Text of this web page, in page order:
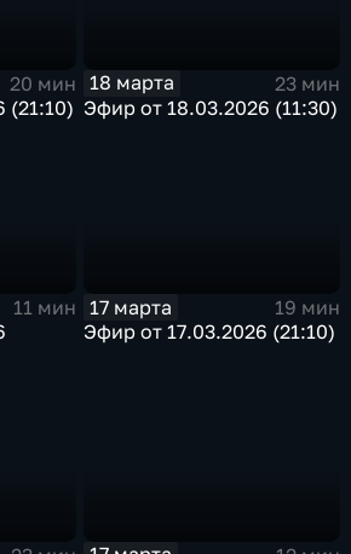
20 мин
(21:10)
18 марта
23 мин
Эфир от 18.03.2026 (11:30)
11 мин
17 марта
19 мин
Эфир от 17.03.2026 (21:10)